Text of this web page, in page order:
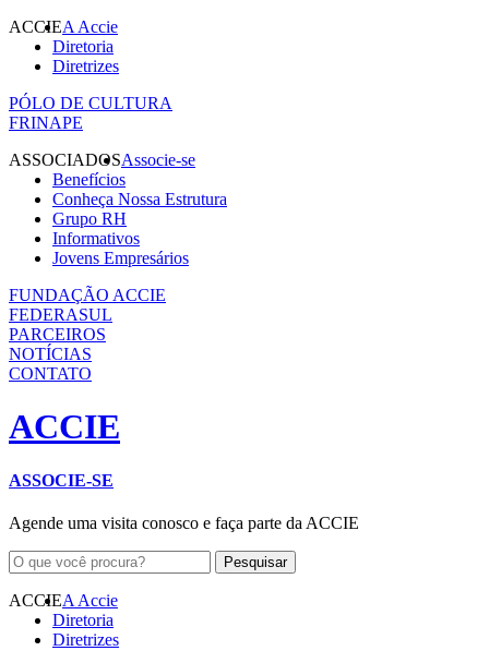
ACCIEA Accie
Diretoria
Diretrizes
PÓLO DE CULTURA
FRINAPE
ASSOCIADOSAssocie-se
Benefícios
Conheça Nossa Estrutura
Grupo RH
Informativos
Jovens Empresários
FUNDAÇÃO ACCIE
FEDERASUL
PARCEIROS
NOTÍCIAS
CONTATO
ACCIE
ASSOCIE-SE
Agende uma visita conosco e faça parte da ACCIE
ACCIEA Accie
Diretoria
Diretrizes